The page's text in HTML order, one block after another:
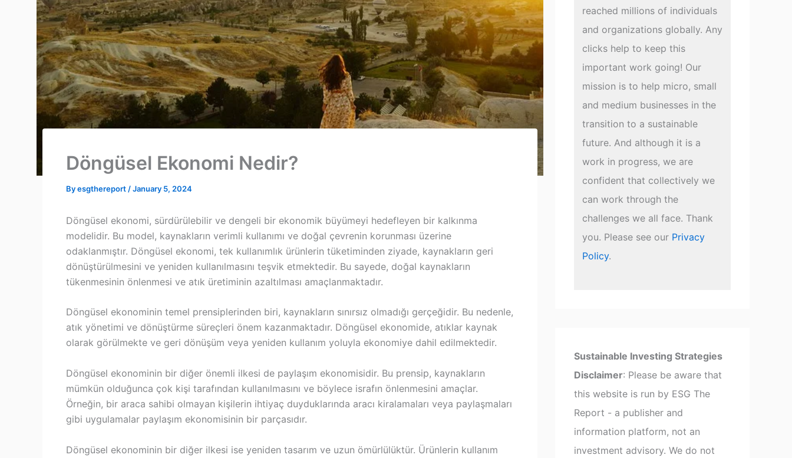
Döngüsel Ekonomi Nedir?
Byesgthereport /January 5, 2024
Döngüsel ekonomi, sürdürülebilir ve dengeli bir ekonomik büyümeyi hedefleyen bir kalkınma
modelidir. Bu model, kaynakların verimli kullanımı ve doğal çevrenin korunması üzerine
odaklanmıştır. Döngüsel ekonomi, tek kullanımlık ürünlerin tüketiminden ziyade, kaynakların geri
dönüştürülmesini ve yeniden kullanılmasını teşvik etmektedir. Bu sayede, doğal kaynakların
tükenmesinin önlenmesi ve atık üretiminin azaltılması amaçlanmaktadır.
Döngüsel ekonominin temel prensiplerinden biri, kaynakların sınırsız olmadığı gerçeğidir. Bu nedenle,
atık yönetimi ve dönüştürme süreçleri önem kazanmaktadır. Döngüsel ekonomide, atıklar kaynak
olarak görülmekte ve geri dönüşüm veya yeniden kullanım yoluyla ekonomiye dahil edilmektedir.
Döngüsel ekonominin bir diğer önemli ilkesi de paylaşım ekonomisidir. Bu prensip, kaynakların
mümkün olduğunca çok kişi tarafından kullanılmasını ve böylece israfın önlenmesini amaçlar.
Örneğin, bir araca sahibi olmayan kişilerin ihtiyaç duyduklarında aracı kiralamaları veya paylaşmaları
gibi uygulamalar paylaşım ekonomisinin bir parçasıdır.
Döngüsel ekonominin bir diğer ilkesi ise yeniden tasarım ve uzun ömürlülüktür. Ürünlerin kullanım
reached millions of individuals
and organizations globally. Any
clicks help to keep this
important work going! Our
mission is to help micro, small
and medium businesses in the
transition to a sustainable
future. And although it is a
work in progress, we are
confident that collectively we
can work through the
challenges we all face. Thank
you. Please see our Privacy
Policy.
Sustainable Investing Strategies
Disclaimer: Please be aware that
this website is run by ESG The
Report - a publisher and
information platform, not an
investment advisory. We do not